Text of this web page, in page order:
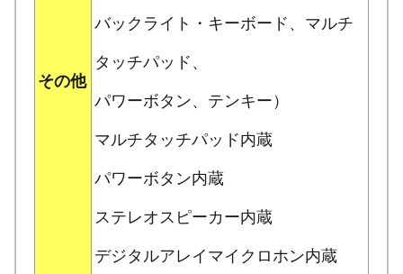
その他
バックライト・キーボード、マルチ
タッチパッド、
パワーボタン、テンキー）
マルチタッチパッド内蔵
パワーボタン内蔵
ステレオスピーカー内蔵
デジタルアレイマイクロホン内蔵